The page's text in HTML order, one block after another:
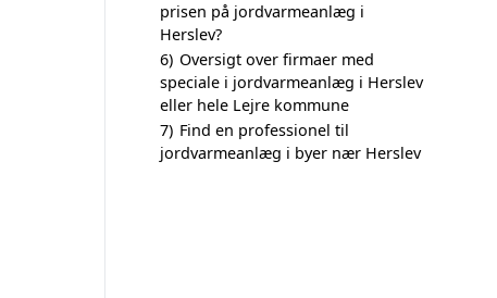
prisen på jordvarmeanlæg i
Herslev?
6) Oversigt over firmaer med
speciale i jordvarmeanlæg i Herslev
eller hele Lejre kommune
7) Find en professionel til
jordvarmeanlæg i byer nær Herslev